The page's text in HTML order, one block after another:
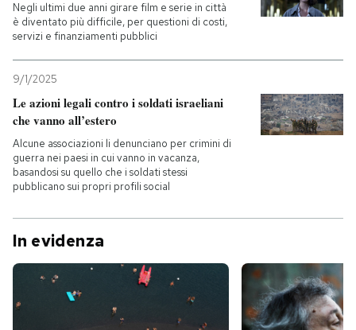
Negli ultimi due anni girare film e serie in città
è diventato più difficile, per questioni di costi,
servizi e finanziamenti pubblici
9/1/2025
Le azioni legali contro i soldati israeliani
che vanno all’estero
Alcune associazioni li denunciano per crimini di
guerra nei paesi in cui vanno in vacanza,
basandosi su quello che i soldati stessi
pubblicano sui propri profili social
In evidenza